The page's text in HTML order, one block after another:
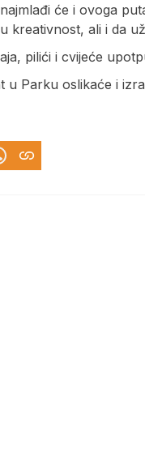
će i ovoga
kreativnost, ali i da
pilići i cvijeće
u Parku oslikaće i